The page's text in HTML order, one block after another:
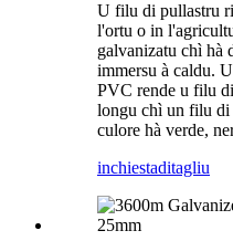
U filu di pullastru
l'ortu o in
galvanizatu chì hà
immersu à caldu.
PVC rende u filu
longu chì un filu di
culore hà verde,
inchiestaditagliu